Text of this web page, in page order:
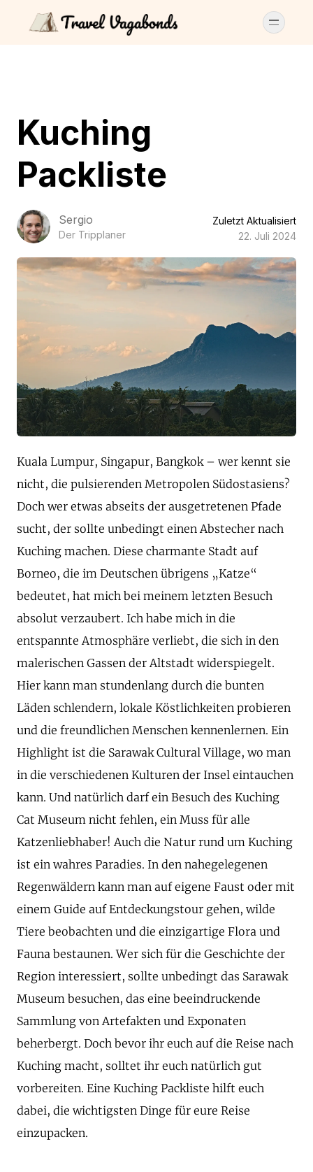
Kuching
Packliste
Sergio
Der Tripplaner
Zuletzt Aktualisiert
22. Juli 2024
Kuala Lumpur, Singapur, Bangkok – wer kennt sie
nicht, die pulsierenden Metropolen Südostasiens?
Doch wer etwas abseits der ausgetretenen Pfade
sucht, der sollte unbedingt einen Abstecher nach
Kuching machen. Diese charmante Stadt auf
Borneo, die im Deutschen übrigens „Katze“
bedeutet, hat mich bei meinem letzten Besuch
absolut verzaubert. Ich habe mich in die
entspannte Atmosphäre verliebt, die sich in den
malerischen Gassen der Altstadt widerspiegelt.
Hier kann man stundenlang durch die bunten
Läden schlendern, lokale Köstlichkeiten probieren
und die freundlichen Menschen kennenlernen. Ein
Highlight ist die Sarawak Cultural Village, wo man
in die verschiedenen Kulturen der Insel eintauchen
kann. Und natürlich darf ein Besuch des Kuching
Cat Museum nicht fehlen, ein Muss für alle
Katzenliebhaber! Auch die Natur rund um Kuching
ist ein wahres Paradies. In den nahegelegenen
Regenwäldern kann man auf eigene Faust oder mit
einem Guide auf Entdeckungstour gehen, wilde
Tiere beobachten und die einzigartige Flora und
Fauna bestaunen. Wer sich für die Geschichte der
Region interessiert, sollte unbedingt das Sarawak
Museum besuchen, das eine beeindruckende
Sammlung von Artefakten und Exponaten
beherbergt. Doch bevor ihr euch auf die Reise nach
Kuching macht, solltet ihr euch natürlich gut
vorbereiten. Eine Kuching Packliste hilft euch
dabei, die wichtigsten Dinge für eure Reise
einzupacken.